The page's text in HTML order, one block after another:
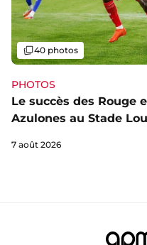
PHOTOS
Le succès des Rouge
Azulones au Stade
Galerie
40 photos
7 août 2026